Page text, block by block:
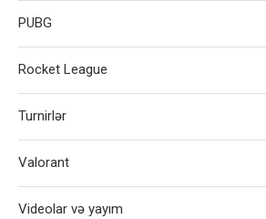
PUBG
Rocket League
Turnirlər
Valorant
Videolar və yayım